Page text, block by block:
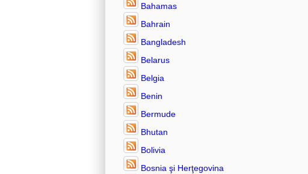
Bahamas
Bahrain
Bangladesh
Belarus
Belgia
Benin
Bermude
Bhutan
Bolivia
Bosnia şi Herţegovina